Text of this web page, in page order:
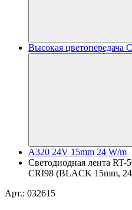
Высокая цветопередача
A320 24V 15mm 24 W/m
Светодиодная лента RT-
CRI98 (BLACK 15mm,
Арт.: 032615